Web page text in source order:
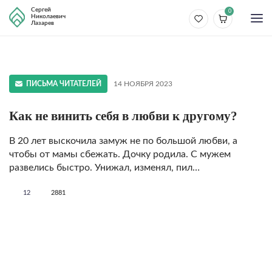
Сергей
Николаевич
Лазарев
0
ПИСЬМА ЧИТАТЕЛЕЙ 14 НОЯБРЯ 2023
Как не винить себя в любви к другому?
В 20 лет выскочила замуж не по большой любви, а
чтобы от мамы сбежать. Дочку родила. С мужем
развелись быстро. Унижал, изменял, пил…
12 2881